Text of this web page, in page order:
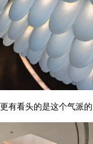
更有看头的是这个气派